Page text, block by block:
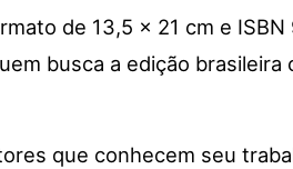
de 13,5 × 21 cm e
busca a edição
que conhecem seu